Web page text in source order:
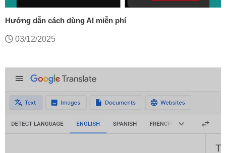
Hướng dẫn cách dùng AI miễn phí
03/12/2025